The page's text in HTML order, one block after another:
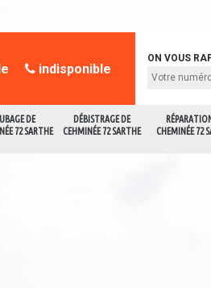
DE
72 SARTHE
DÉBISTRAGE DE
CEHMINÉE 72 SARTHE
CHEMINÉE 72
indisponible
ON VOUS